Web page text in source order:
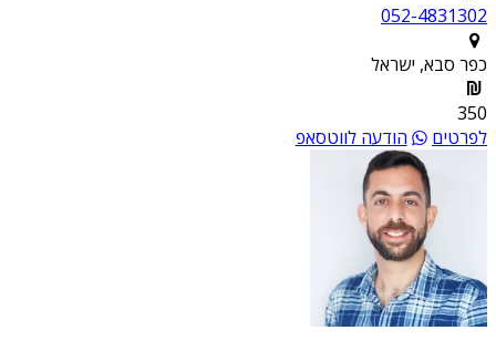
052-4831302
כפר סבא, ישראל
350
לפרטים
הודעה לווטסאפ